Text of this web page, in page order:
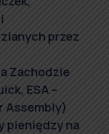
przez
Zachodzie
ESA –
Assembly)
pieniędzy na